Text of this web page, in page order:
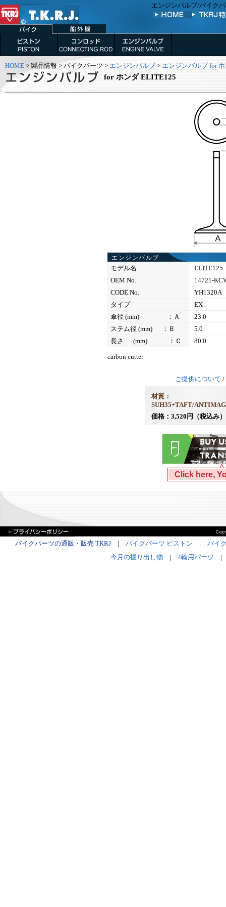
エンジンバルブ/バイク
HOME> 製品情報 > バイクパーツ > エンジンバルブ> エンジンバルブ for
for ホンダ ELITE125
エンジンバルブ
モデル名
ELITE125
OEM No.
14721-
CODE No.
YH1320A
タイプ
EX
傘径 (mm) ：Ａ
23.0
ステム径 (mm) ：Ｂ
5.0
長さ (mm) ：Ｃ
80.0
carbon cutter
ご提供について /
材質：
SUH35+TAFT/
価格：3,520円（税込み）
Click here,
バイクパーツの通販・販売 TKRJ| バイクパーツ ピストン | バイ
今月の掘り出し物 | 4輪用パーツ